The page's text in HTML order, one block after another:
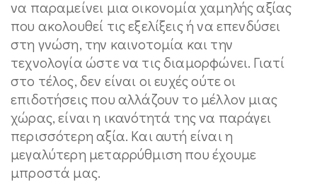
να παραμείνει μια οικονομία χαμηλής αξίας
που ακολουθεί τις εξελίξεις ή να επενδύσει
στη γνώση, την καινοτομία και την
τεχνολογία ώστε να τις διαμορφώνει. Γιατί
στο τέλος, δεν είναι οι ευχές ούτε οι
επιδοτήσεις που αλλάζουν το μέλλον μιας
χώρας, είναι η ικανότητά της να παράγει
περισσότερη αξία. Και αυτή είναι η
μεγαλύτερη μεταρρύθμιση που έχουμε
μπροστά μας.